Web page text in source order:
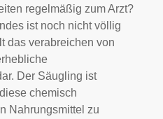
regelmäßig zum Arzt?
ist noch nicht völlig
das verabreichen von
Der Säugling ist
chemisch
Nahrungsmittel zu